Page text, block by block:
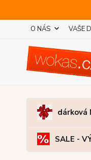
O NÁS VAŠE
dárková
SALE -